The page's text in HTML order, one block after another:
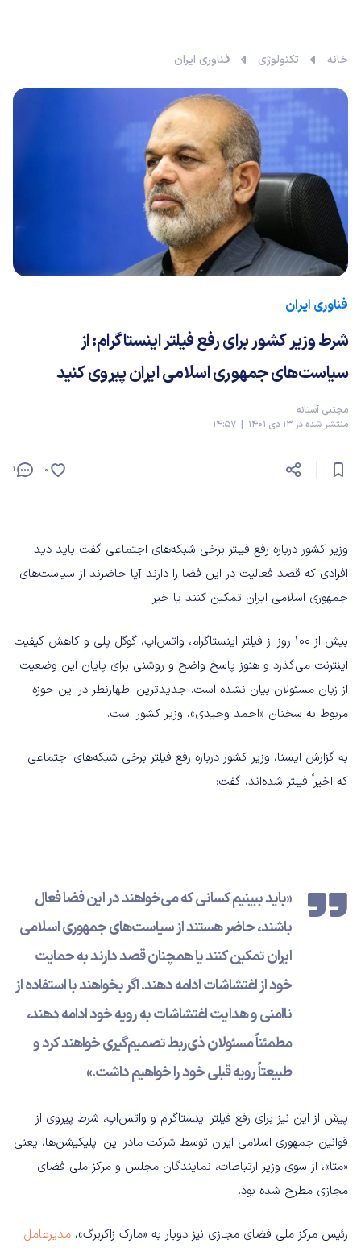
خانه تکنولوژی فناوری ایران
فناوری ایران
شرط وزیر کشور برای رفع فیلتر اینستاگرام: از
سیاست‌های جمهوری اسلامی ایران پیروی کنید
مجتبی آستانه
منتشر شده در 13 دی 1401 | 14:57
1 0
وزیر کشور درباره رفع فیلتر برخی شبکه‌های اجتماعی گفت باید دید
افرادی که قصد فعالیت در این فضا را دارند آیا حاضرند از سیاست‌های
جمهوری اسلامی ایران تمکین کنند یا خیر.
بیش از 100 روز از فیلتر اینستاگرام، واتس‌اپ، گوگل پلی و کاهش کیفیت
اینترنت می‌گذرد و هنوز پاسخ واضح و روشنی برای پایان این وضعیت
از زبان مسئولان بیان نشده است. جدیدترین اظهار‌نظر در این حوزه
مربوط به سخنان «احمد وحیدی»، وزیر کشور است.
به گزارش ایسنا، وزیر کشور درباره رفع فیلتر برخی شبکه‌های اجتماعی
که اخیراً فیلتر شده‌اند، گفت:
«باید ببینیم کسانی که می‌خواهند در این فضا فعال
باشند، حاضر هستند از سیاست‌های جمهوری اسلامی
ایران تمکین کنند یا همچنان قصد دارند به حمایت
خود از اغتشاشات ادامه دهند. اگر بخواهند با استفاده از
ناامنی و هدایت اغتشاشات به رویه خود ادامه دهند،
مطمئناً مسئولان ذی‌ربط تصمیم‌گیری خواهند کرد‌ و
طبیعتاً رویه قبلی خود را خواهیم داشت.»
پیش از این نیز برای رفع فیلتر اینستاگرام و واتس‌اپ، شرط پیروی از
قوانین جمهوری اسلامی ایران توسط شرکت مادر این اپلیکیشن‌ها، یعنی
«متا»، از سوی وزیر ارتباطات، نمایندگان مجلس و مرکز ملی فضای
مجازی مطرح شده بود.
رئیس مرکز ملی فضای مجازی نیز دو‌بار به «مارک زاکربرگ»، مدیرعامل